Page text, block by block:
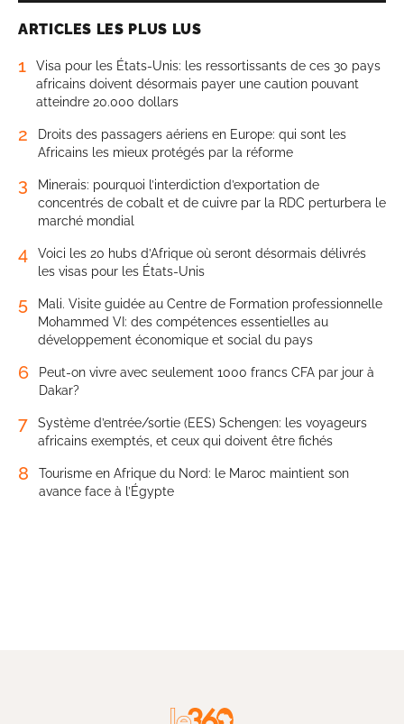
ARTICLES LES PLUS LUS
1
Visa pour les États-Unis: les ressortissants de ces 30 pays
africains doivent désormais payer une caution pouvant
atteindre 20.000 dollars
2
Droits des passagers aériens en Europe: qui sont les
Africains les mieux protégés par la réforme
3
Minerais: pourquoi l’interdiction d’exportation de
concentrés de cobalt et de cuivre par la RDC perturbera le
marché mondial
4
Voici les 20 hubs d’Afrique où seront désormais délivrés
les visas pour les États-Unis
5
Mali. Visite guidée au Centre de Formation professionnelle
Mohammed VI: des compétences essentielles au
développement économique et social du pays
6
Peut-on vivre avec seulement 1000 francs CFA par jour à
Dakar?
7
Système d’entrée/sortie (EES) Schengen: les voyageurs
africains exemptés, et ceux qui doivent être fichés
8
Tourisme en Afrique du Nord: le Maroc maintient son
avance face à l’Égypte